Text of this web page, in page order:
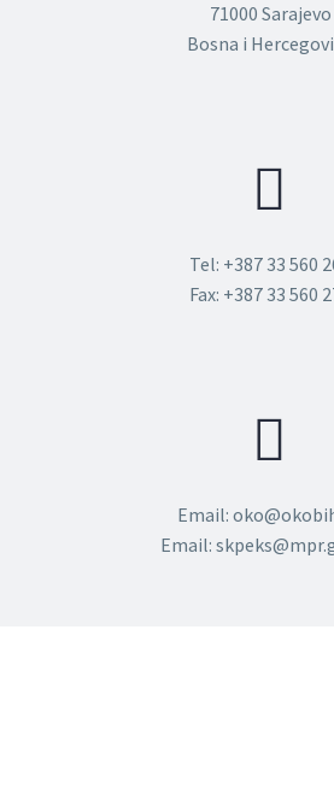
71000 Sarajevo
Bosna i
Tel: +387 33 560
Fax: +387 33 560
Email:
Email: